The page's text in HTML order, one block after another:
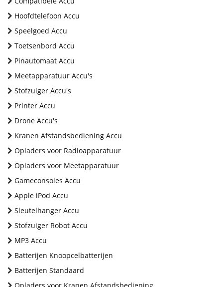
Hoofdtelefoon Accu
Speelgoed Accu
Toetsenbord Accu
Pinautomaat Accu
Meetapparatuur Accu's
Stofzuiger Accu's
Printer Accu
Drone Accu's
Kranen Afstandsbediening Accu
Opladers voor Radioapparatuur
Opladers voor Meetapparatuur
Gameconsoles Accu
Apple iPod Accu
Sleutelhanger Accu
Stofzuiger Robot Accu
MP3 Accu
Batterijen Knoopcelbatterijen
Batterijen Standaard